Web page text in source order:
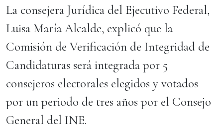
La consejera Jurídica del Ejecutivo Federal,
Luisa María Alcalde, explicó que la
Comisión de Verificación de Integridad de
Candidaturas será integrada por 5
consejeros electorales elegidos y votados
por un periodo de tres años por el Consejo
General del INE.